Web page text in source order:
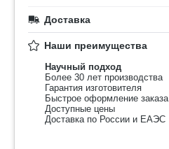
Доставка
Наши преимущества
Научный подход
Более 30 лет производства
Гарантия изготовителя
Быстрое оформление заказа
Доступные цены
Доставка по России и ЕАЭС